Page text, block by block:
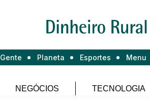
Gente Planeta Esportes Menu
NEGÓCIOS TECNOLOGIA